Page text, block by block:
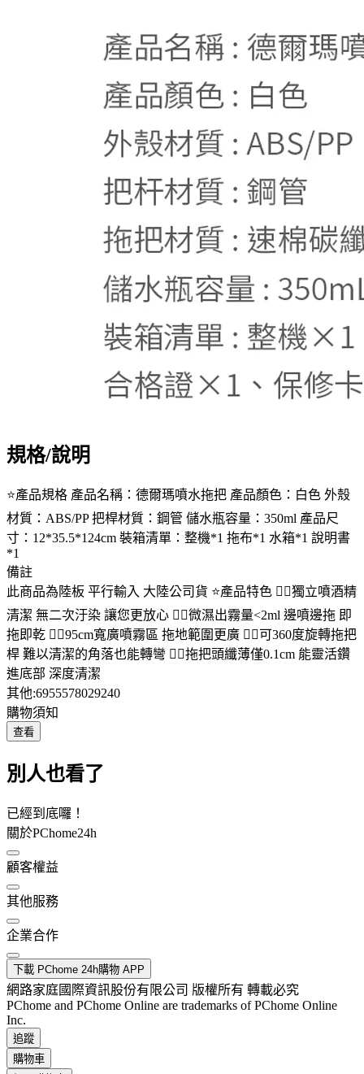
規格/說明
⭐產品規格 產品名稱：德爾瑪噴水拖把 產品顏色：白色 外殼
材質：ABS/PP 把桿材質：鋼管 儲水瓶容量：350ml 產品尺
寸：12*35.5*124cm 裝箱清單：整機*1 拖布*1 水箱*1 說明書
*1
備註
此商品為陸板 平行輸入 大陸公司貨 ⭐產品特色 👉🏻獨立噴酒精
清潔 無二次汙染 讓您更放心 👉🏻微濕出霧量<2ml 邊噴邊拖 即
拖即乾 👉🏻95cm寬廣噴霧區 拖地範圍更廣 👉🏻可360度旋轉拖把
桿 難以清潔的角落也能轉彎 👉🏻拖把頭纖薄僅0.1cm 能靈活鑽
進底部 深度清潔
其他:6955578029240
購物須知
查看
別人也看了
已經到底囉！
關於PChome24h
顧客權益
其他服務
企業合作
下載 PChome 24h購物 APP
網路家庭國際資訊股份有限公司 版權所有 轉載必究
PChome and PChome Online are trademarks of PChome Online
Inc.
追蹤
購物車